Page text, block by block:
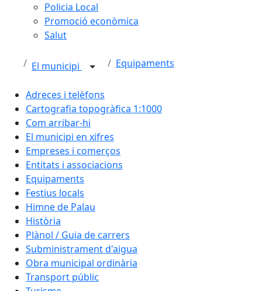
Policia Local
Promoció econòmica
Salut
El municipi Equipaments
Adreces i telèfons
Cartografia topogràfica 1:1000
Com arribar-hi
El municipi en xifres
Empreses i comerços
Entitats i associacions
Equipaments
Festius locals
Himne de Palau
Història
Plànol / Guia de carrers
Subministrament d'aigua
Obra municipal ordinària
Transport públic